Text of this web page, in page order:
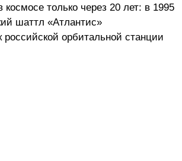
космосе только через 20 лет: в 1995
шаттл «Атлантис»
российской орбитальной станции